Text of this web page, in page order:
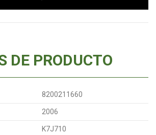
DE PRODUCTO
8200211660
2006
K7J710